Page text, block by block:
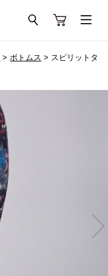
>ボトムス > スピリットタ